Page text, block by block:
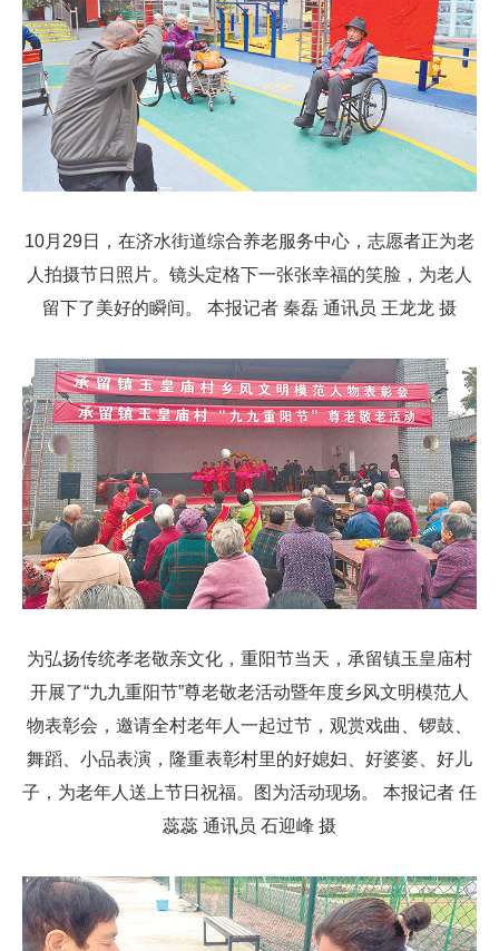
10月29日，在济水街道综合养老服务中心，志愿者正为老
人拍摄节日照片。镜头定格下一张张幸福的笑脸，为老人
留下了美好的瞬间。 本报记者 秦磊 通讯员 王龙龙 摄
为弘扬传统孝老敬亲文化，重阳节当天，承留镇玉皇庙村
开展了“九九重阳节”尊老敬老活动暨年度乡风文明模范人
物表彰会，邀请全村老年人一起过节，观赏戏曲、锣鼓、
舞蹈、小品表演，隆重表彰村里的好媳妇、好婆婆、好儿
子，为老年人送上节日祝福。图为活动现场。 本报记者 任
蕊蕊 通讯员 石迎峰 摄